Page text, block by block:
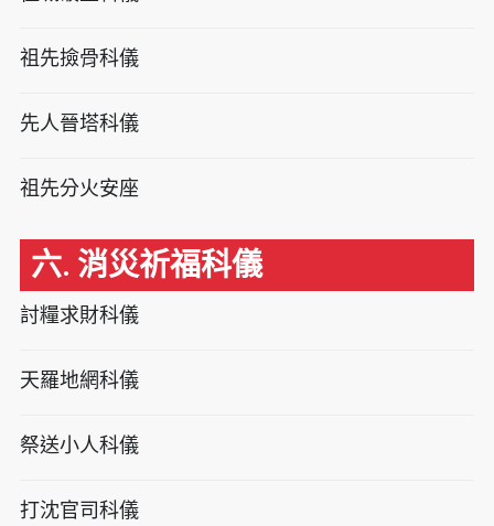
祖先撿骨科儀
先人晉塔科儀
祖先分火安座
六. 消災祈福科儀
討糧求財科儀
天羅地網科儀
祭送小人科儀
打沈官司科儀